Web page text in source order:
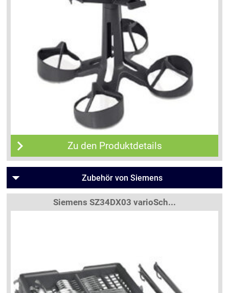
Zu den Produktdetails
Zubehör von Siemens
Siemens SZ34DX03 varioSch...